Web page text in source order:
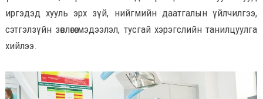
иргэдэд хууль эрх зүй, нийгмийн даатгалын үйлчилгээ,
сэтгэлзүйн зөвлөгөө мэдээлэл, тусгай хэрэгслийн танилцуулга
хийлээ.